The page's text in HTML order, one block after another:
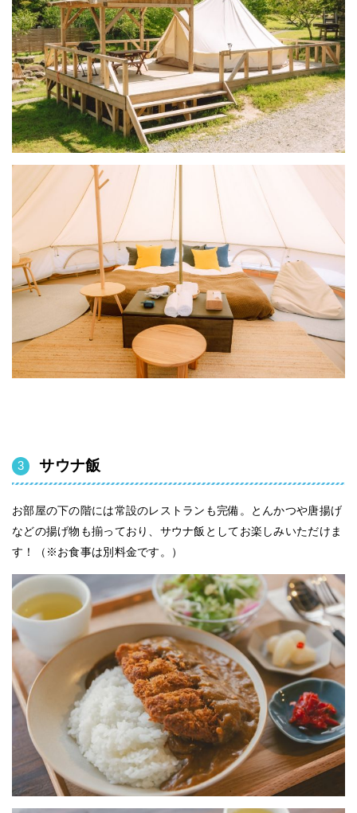
サウナ飯
お部屋の下の階には常設のレストランも完備。とんかつや唐揚げ
などの揚げ物も揃っており、サウナ飯としてお楽しみいただけま
す！（※お食事は別料金です。）